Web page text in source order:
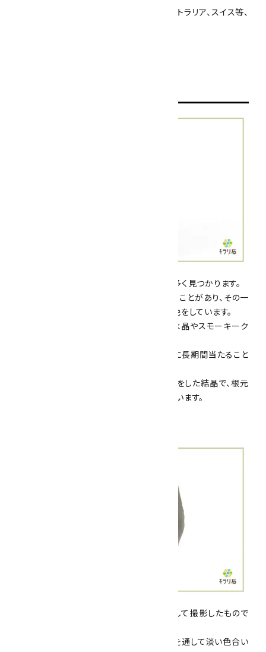
また、ブラジル産以外にもアメリカやオーストラリア、スイス等、
スモーキークォーツは、火成岩や花崗岩で多く見つかります。
花崗岩は内部に微量な放射線を含んでいることがあり、その一
帯で成長した石英は、しばしばスモーキー色をしています。
日本でも岐阜県の蛭川村の花崗岩より黒水晶やスモーキーク
また、200から300度以上の高温や紫外線に長期間当たること
こちらの写真のスモーキークォーツは柱状をした結晶で、根元
部分にはベージュ色をした長石が共生しています。
こちらは、スモーキークォーツを光に透かして撮影したもので
真っ黒な結晶では無いため、薄っすらと光を通して淡い色合い